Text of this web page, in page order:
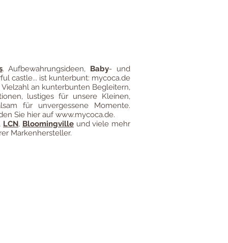
.Aufbewahrungsideen, Baby- und
castle... ist kunterbunt: mycoca.de
an kunterbunten Begleitern,
lustiges für unsere Kleinen,
für unvergessene Momente.
Sie hier aufwww.mycoca.de.
, LCN, Bloomingville und viele mehr
Markenhersteller.